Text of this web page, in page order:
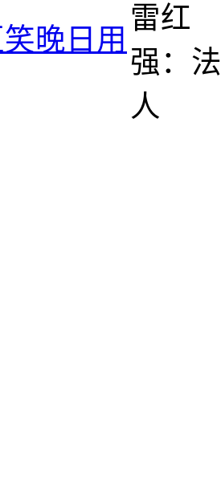
晚日用
雷红
强：法
人